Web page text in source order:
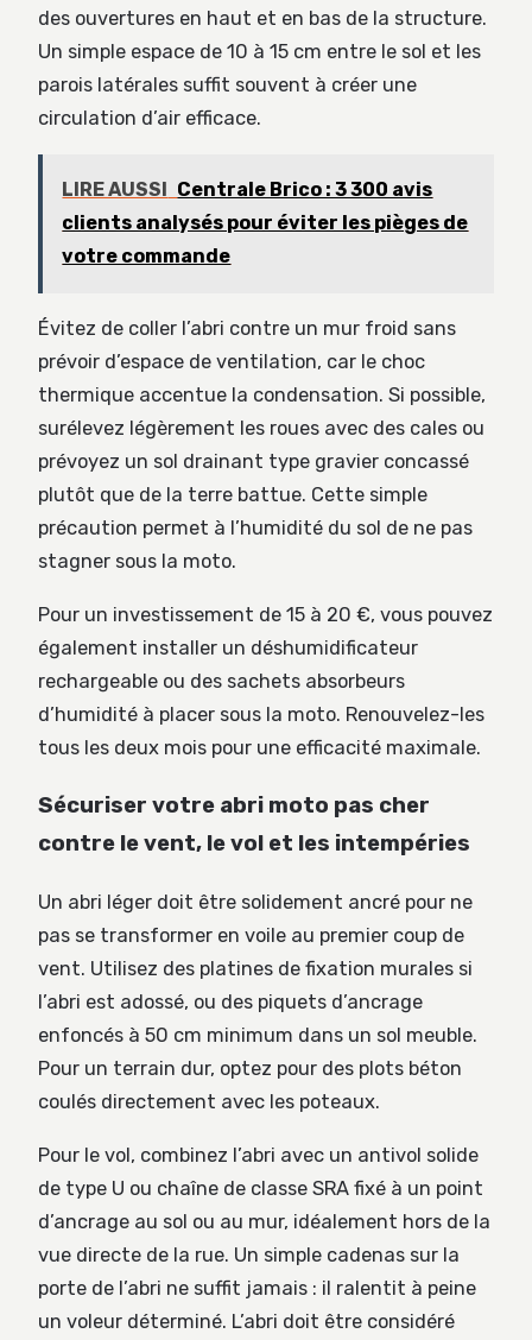
des ouvertures en haut et en bas de la structure.
Un simple espace de 10 à 15 cm entre le sol et les
parois latérales suffit souvent à créer une
circulation d’air efficace.
LIRE AUSSI
Centrale Brico : 3 300 avis
clients analysés pour éviter les pièges de
votre commande
Évitez de coller l’abri contre un mur froid sans
prévoir d’espace de ventilation, car le choc
thermique accentue la condensation. Si possible,
surélevez légèrement les roues avec des cales ou
prévoyez un sol drainant type gravier concassé
plutôt que de la terre battue. Cette simple
précaution permet à l’humidité du sol de ne pas
stagner sous la moto.
Pour un investissement de 15 à 20 €, vous pouvez
également installer un déshumidificateur
rechargeable ou des sachets absorbeurs
d’humidité à placer sous la moto. Renouvelez-les
tous les deux mois pour une efficacité maximale.
Sécuriser votre abri moto pas cher
contre le vent, le vol et les intempéries
Un abri léger doit être solidement ancré pour ne
pas se transformer en voile au premier coup de
vent. Utilisez des platines de fixation murales si
l’abri est adossé, ou des piquets d’ancrage
enfoncés à 50 cm minimum dans un sol meuble.
Pour un terrain dur, optez pour des plots béton
coulés directement avec les poteaux.
Pour le vol, combinez l’abri avec un antivol solide
de type U ou chaîne de classe SRA fixé à un point
d’ancrage au sol ou au mur, idéalement hors de la
vue directe de la rue. Un simple cadenas sur la
porte de l’abri ne suffit jamais : il ralentit à peine
un voleur déterminé. L’abri doit être considéré